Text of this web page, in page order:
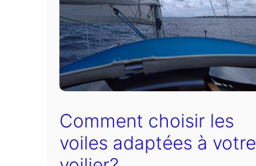
Comment choisir les
voiles adaptées à votre